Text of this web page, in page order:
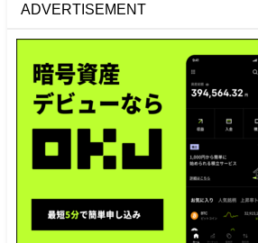
ADVERTISEMENT